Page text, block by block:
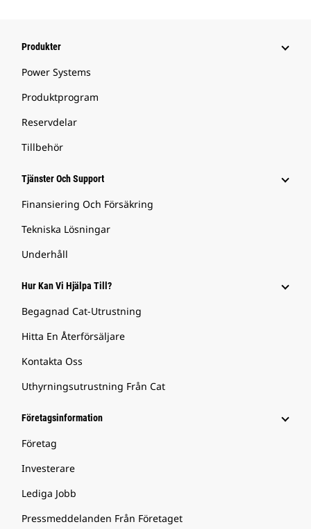
Produkter
Power Systems
Produktprogram
Reservdelar
Tillbehör
Tjänster Och Support
Finansiering Och Försäkring
Tekniska Lösningar
Underhåll
Hur Kan Vi Hjälpa Till?
Begagnad Cat-Utrustning
Hitta En Återförsäljare
Kontakta Oss
Uthyrningsutrustning Från Cat
Företagsinformation
Företag
Investerare
Lediga Jobb
Pressmeddelanden Från Företaget